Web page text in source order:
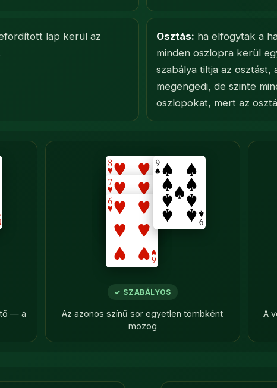
lap kerül az
Osztás: ha elfogytak a
minden oszlopra kerül
szabálya tiltja az osztást,
megengedi, de szinte
oszlopokat, mert az
— a
→
✓ SZABÁLYOS
Az azonos színű sor egyetlen tömbként
mozog
A